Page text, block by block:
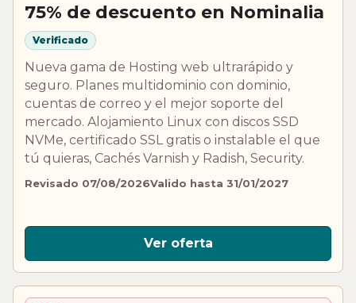
75% de descuento en Nominalia
Verificado
Nueva gama de Hosting web ultrarápido y
seguro. Planes multidominio con dominio,
cuentas de correo y el mejor soporte del
mercado. Alojamiento Linux con discos SSD
NVMe, certificado SSL gratis o instalable el que
tú quieras, Cachés Varnish y Radish, Security.
Revisado 07/08/2026Valido hasta 31/01/2027
Ver oferta